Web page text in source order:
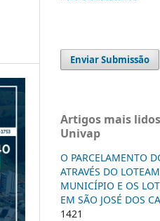
Enviar Submissão
Artigos mais
Univap
O PARCELAMENTO
ATRAVÉS DO
MUNICÍPIO E OS
EM SÃO JOSÉ DOS
1421